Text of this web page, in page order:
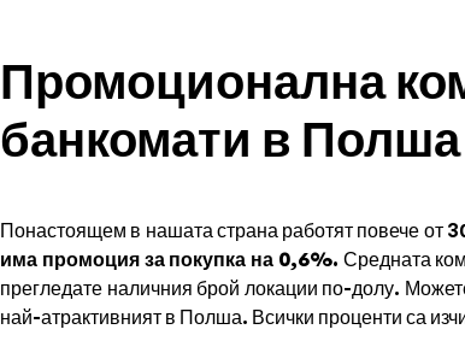
Промоционална
банкомати в Полша
Понастоящем в нашата страна работят повече от
има промоция за покупка на 0,6%. Средната
прегледате наличния брой локации по-долу.
най-атрактивният в Полша. Всички проценти са